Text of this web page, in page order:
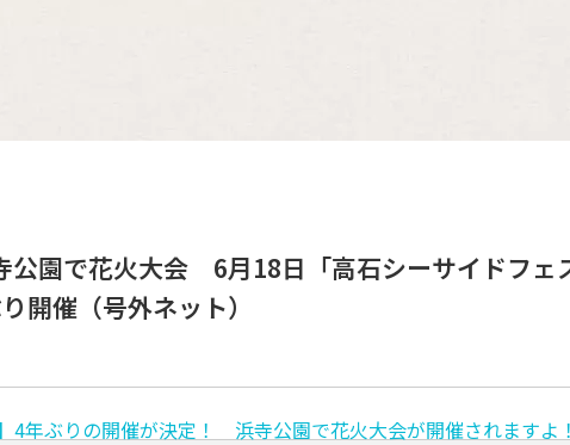
公園で花火大会 6月18日「高石シーサイドフェ
開催（号外ネット）
4年ぶりの開催が決定！ 浜寺公園で花火大会が開催されますよ！